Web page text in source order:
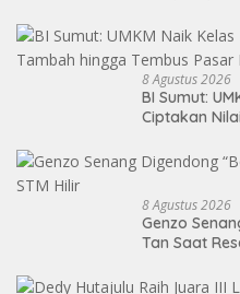
8 Agustus 2026
BI Sumut:
Ciptakan
8 Agustus 2026
Genzo
Tan Saat